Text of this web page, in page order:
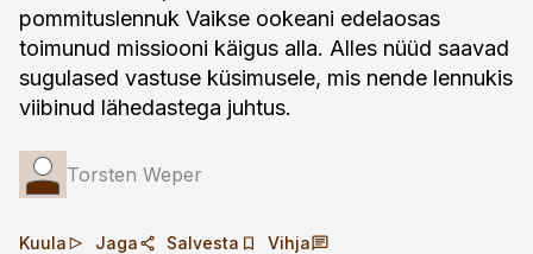
pommituslennuk Vaikse ookeani edelaosas
toimunud missiooni käigus alla. Alles nüüd saavad
sugulased vastuse küsimusele, mis nende lennukis
viibinud lähedastega juhtus.
Torsten Weper
Kuula Jaga Salvesta Vihja